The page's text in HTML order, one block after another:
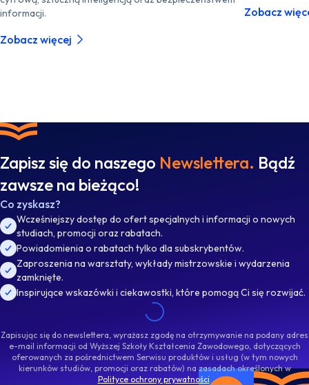
informacji.
Zobacz więcej
Zobacz
Zapisz się do naszego Newslettera. Bądź
zawsze na bieżąco!
Co zyskasz?
Wcześniejszy dostęp do ofert specjalnych i informacji o nowych
studiach, promocji oraz rabatach.
Powiadomienia o rabatach tylko dla subskrybentów.
Zaproszenia na warsztaty, wykłady mistrzowskie i wydarzenia
zamknięte.
Inspirujące wskazówki i ciekawostki, które pomogą Ci się rozwijać.
Zapisując się do newslettera, wyrażasz zgodę na otrzymywanie na podany adres
e-mail informacji od Wyższej Szkoły Kształcenia Zawodowego, dotyczących
oferowanych za pośrednictwem Serwisu produktów i usług (w tym nowych
kierunków studiów, promocji oraz rabatów) na zasadach określonych w
Polityce ochrony prywatności.